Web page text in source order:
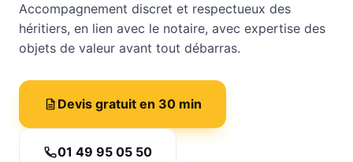
Accompagnement discret et respectueux des
héritiers, en lien avec le notaire, avec expertise des
objets de valeur avant tout débarras.
Devis gratuit en 30 min
01 49 95 05 50